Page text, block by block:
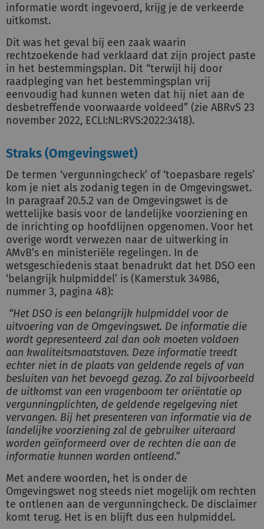
informatie wordt ingevoerd, krijg je de verkeerde
uitkomst.
Dit was het geval bij een zaak waarin
rechtzoekende had verklaard dat zijn project paste
in het bestemmingsplan. Dit “terwijl hij door
raadpleging van het bestemmingsplan vrij
eenvoudig had kunnen weten dat hij niet aan de
desbetreffende voorwaarde voldeed” (zie ABRvS 23
november 2022, ECLI:NL:RVS:2022:3418).
Straks (Omgevingswet)
De termen ‘vergunningcheck’ of ‘toepasbare regels’
kom je niet als zodanig tegen in de Omgevingswet.
In paragraaf 20.5.2 van de Omgevingswet is de
wettelijke basis voor de landelijke voorziening en
de inrichting op hoofdlijnen opgenomen. Voor het
overige wordt verwezen naar de uitwerking in
AMvB’s en ministeriële regelingen. In de
wetsgeschiedenis staat benadrukt dat het DSO een
‘belangrijk hulpmiddel’ is (Kamerstuk 34986,
nummer 3, pagina 48):
“Het DSO is een belangrijk hulpmiddel voor de
uitvoering van de Omgevingswet. De informatie die
wordt gepresenteerd zal dan ook moeten voldoen
aan kwaliteitsmaatstaven. Deze informatie treedt
echter niet in de plaats van geldende regels of van
besluiten van het bevoegd gezag. Zo zal bijvoorbeeld
de uitkomst van een vragenboom ter oriëntatie op
vergunningplichten, de geldende regelgeving niet
vervangen. Bij het presenteren van informatie via de
landelijke voorziening zal de gebruiker uiteraard
worden geïnformeerd over de rechten die aan de
informatie kunnen worden ontleend.”
Met andere woorden, het is onder de
Omgevingswet nog steeds niet mogelijk om rechten
te ontlenen aan de vergunningcheck. De disclaimer
komt terug. Het is en blijft dus een hulpmiddel.